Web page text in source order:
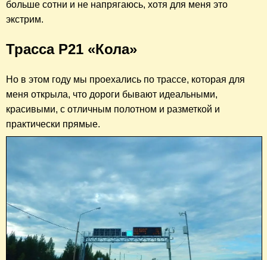
больше сотни и не напрягаюсь, хотя для меня это
экстрим.
Трасса Р21 «Кола»
Но в этом году мы проехались по трассе, которая для
меня открыла, что дороги бывают идеальными,
красивыми, с отличным полотном и разметкой и
практически прямые.